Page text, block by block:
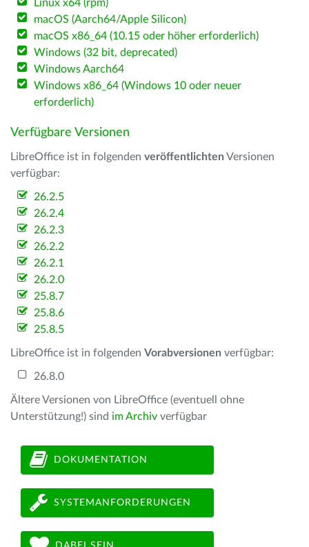
Linux x64 (rpm)
macOS (Aarch64/Apple Silicon)
macOS x86_64 (10.15 oder höher erforderlich)
Windows (32 bit, deprecated)
Windows Aarch64
Windows x86_64 (Windows 10 oder neuer
erforderlich)
Verfügbare Versionen
LibreOffice ist in folgenden veröffentlichten Versionen
verfügbar:
26.2.5
26.2.4
26.2.3
26.2.2
26.2.1
26.2.0
25.8.7
25.8.6
25.8.5
LibreOffice ist in folgenden Vorabversionen verfügbar:
26.8.0
Ältere Versionen von LibreOffice (eventuell ohne
Unterstützung!) sind im Archiv verfügbar
DOKUMENTATION
SYSTEMANFORDERUNGEN